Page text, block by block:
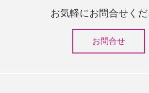
お気軽にお問合せく
お問合せ